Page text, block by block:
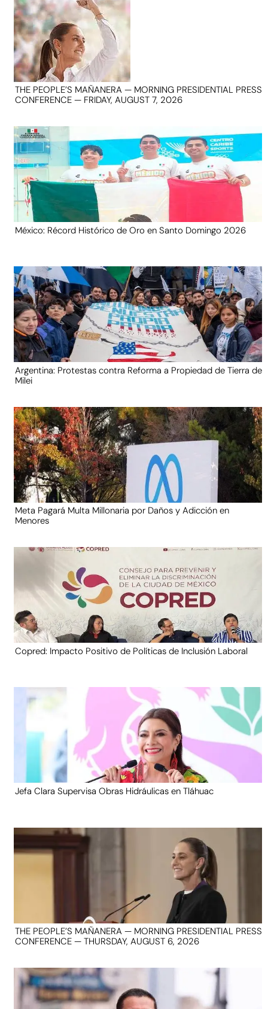
THE PEOPLE’S MAÑANERA — MORNING PRESIDENTIAL PRESS
CONFERENCE — FRIDAY, AUGUST 7, 2026
México: Récord Histórico de Oro en Santo Domingo 2026
Argentina: Protestas contra Reforma a Propiedad de Tierra de
Milei
Meta Pagará Multa Millonaria por Daños y Adicción en
Menores
Copred: Impacto Positivo de Políticas de Inclusión Laboral
Jefa Clara Supervisa Obras Hidráulicas en Tláhuac
THE PEOPLE’S MAÑANERA — MORNING PRESIDENTIAL PRESS
CONFERENCE — THURSDAY, AUGUST 6, 2026